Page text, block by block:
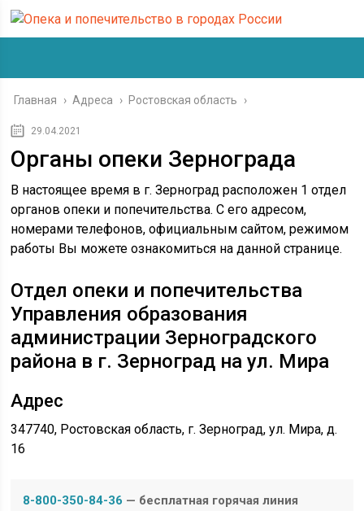
Главная › Адреса › Ростовская область ›
29.04.2021
Органы опеки Зернограда
В настоящее время в г. Зерноград расположен 1 отдел
органов опеки и попечительства. С его адресом,
номерами телефонов, официальным сайтом, режимом
работы Вы можете ознакомиться на данной странице.
Отдел опеки и попечительства
Управления образования
администрации Зерноградского
района в г. Зерноград на ул. Мира
Адрес
347740, Ростовская область, г. Зерноград, ул. Мира, д.
16
8-800-350-84-36 — бесплатная горячая линия